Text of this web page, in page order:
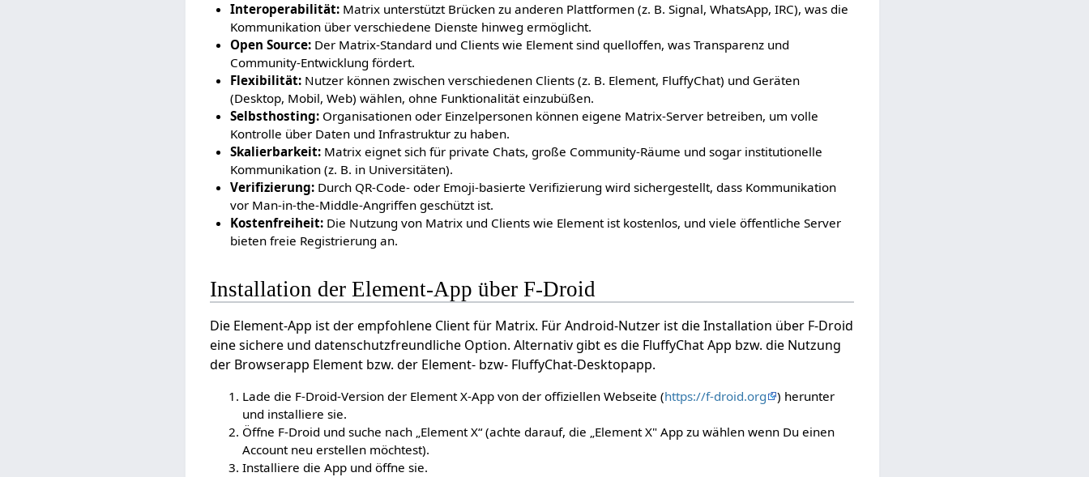
Interoperabilität:Matrix unterstützt Brücken zu anderen Plattformen (z. B. Signal, WhatsApp, IRC), was die
Kommunikation über verschiedene Dienste hinweg ermöglicht.
Open Source:Der Matrix-Standard und Clients wie Element sind quelloffen, was Transparenz und
Community-Entwicklung fördert.
Flexibilität:Nutzer können zwischen verschiedenen Clients (z. B. Element, FluffyChat) und Geräten
(Desktop, Mobil, Web) wählen, ohne Funktionalität einzubüßen.
Selbsthosting:Organisationen oder Einzelpersonen können eigene Matrix-Server betreiben, um volle
Kontrolle über Daten und Infrastruktur zu haben.
Skalierbarkeit:Matrix eignet sich für private Chats, große Community-Räume und sogar institutionelle
Kommunikation (z. B. in Universitäten).
Verifizierung:Durch QR-Code- oder Emoji-basierte Verifizierung wird sichergestellt, dass Kommunikation
vor Man-in-the-Middle-Angriffen geschützt ist.
Kostenfreiheit:Die Nutzung von Matrix und Clients wie Element ist kostenlos, und viele öffentliche Server
bieten freie Registrierung an.
Installation der Element-App über F-Droid
Die Element-App ist der empfohlene Client für Matrix. Für Android-Nutzer ist die Installation über F-Droid
eine sichere und datenschutzfreundliche Option. Alternativ gibt es die FluffyChat App bzw. die Nutzung
der Browserapp Element bzw. der Element- bzw- FluffyChat-Desktopapp.
Lade die F-Droid-Version der Element X-App von der offiziellen Webseite (https://f-droid.org
) herunter
und installiere sie.
Öffne F-Droid und suche nach „Element X“ (achte darauf, die „Element X" App zu wählen wenn Du einen
Account neu erstellen möchtest).
Installiere die App und öffne sie.